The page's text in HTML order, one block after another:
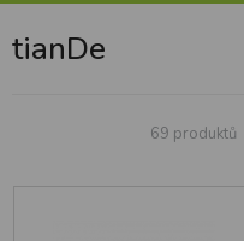
tianDe
69 produktů